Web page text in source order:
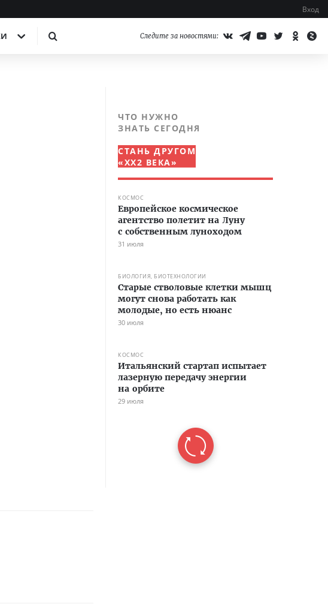
Вход
Следите за новостями:
ЧТО НУЖНО
ЗНАТЬ СЕГОДНЯ
СТАНЬ ДРУГОМ
«XX2 ВЕКА»
КОСМОС
Европейское космическое
агентство полетит на Луну
с собственным луноходом
31 июля
БИОЛОГИЯ, БИОТЕХНОЛОГИИ
Старые стволовые клетки мышц
могут снова работать как
молодые, но есть нюанс
30 июля
КОСМОС
Итальянский стартап испытает
лазерную передачу энергии
на орбите
29 июля